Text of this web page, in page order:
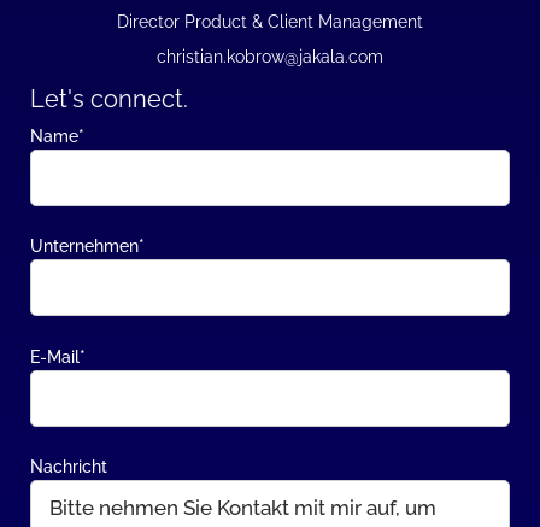
Director Product & Client Management
christian.kobrow@jakala.com
Let's connect.
Name*
Unternehmen*
E-Mail*
Nachricht